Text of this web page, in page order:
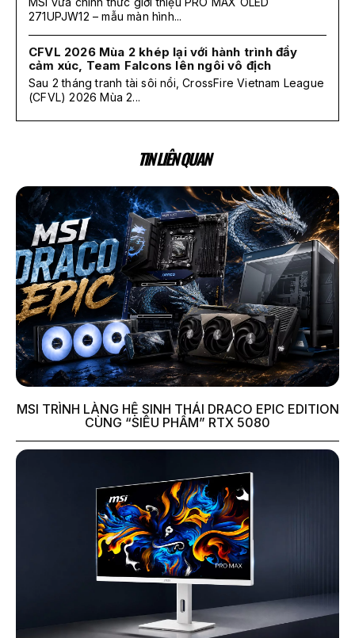
271UPJW12 – mẫu màn hình...
CFVL 2026 Mùa 2 khép lại với hành trình đầy
cảm xúc, Team Falcons lên ngôi vô địch
Sau 2 tháng tranh tài sôi nổi, CrossFire Vietnam League
(CFVL) 2026 Mùa 2...
TIN LIÊN QUAN
MSI TRÌNH LÀNG HỆ SINH THÁI DRACO EPIC EDITION
CÙNG “SIÊU PHẨM” RTX 5080